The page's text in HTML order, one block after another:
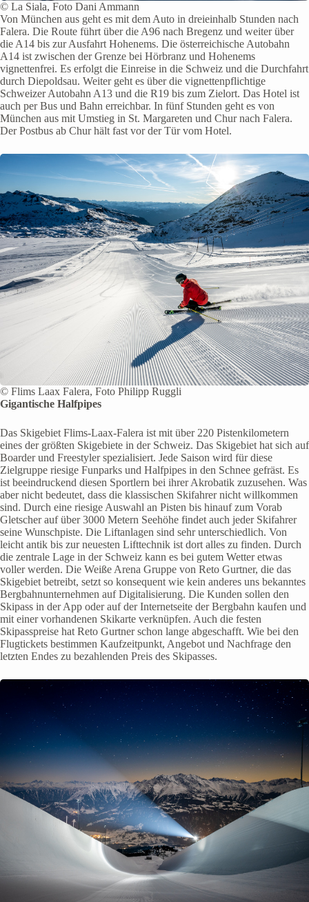
© La Siala, Foto Dani Ammann
Von München aus geht es mit dem Auto in dreieinhalb Stunden nach
Falera. Die Route führt über die A96 nach Bregenz und weiter über
die A14 bis zur Ausfahrt Hohenems. Die österreichische Autobahn
A14 ist zwischen der Grenze bei Hörbranz und Hohenems
vignettenfrei. Es erfolgt die Einreise in die Schweiz und die Durchfahrt
durch Diepoldsau. Weiter geht es über die vignettenpflichtige
Schweizer Autobahn A13 und die R19 bis zum Zielort. Das Hotel ist
auch per Bus und Bahn erreichbar. In fünf Stunden geht es von
München aus mit Umstieg in St. Margareten und Chur nach Falera.
Der Postbus ab Chur hält fast vor der Tür vom Hotel.
© Flims Laax Falera, Foto Philipp Ruggli
Gigantische Halfpipes
Das Skigebiet Flims-Laax-Falera ist mit über 220 Pistenkilometern
eines der größten Skigebiete in der Schweiz. Das Skigebiet hat sich auf
Boarder und Freestyler spezialisiert. Jede Saison wird für diese
Zielgruppe riesige Funparks und Halfpipes in den Schnee gefräst. Es
ist beeindruckend diesen Sportlern bei ihrer Akrobatik zuzusehen. Was
aber nicht bedeutet, dass die klassischen Skifahrer nicht willkommen
sind. Durch eine riesige Auswahl an Pisten bis hinauf zum Vorab
Gletscher auf über 3000 Metern Seehöhe findet auch jeder Skifahrer
seine Wunschpiste. Die Liftanlagen sind sehr unterschiedlich. Von
leicht antik bis zur neuesten Lifttechnik ist dort alles zu finden. Durch
die zentrale Lage in der Schweiz kann es bei gutem Wetter etwas
voller werden. Die Weiße Arena Gruppe von Reto Gurtner, die das
Skigebiet betreibt, setzt so konsequent wie kein anderes uns bekanntes
Bergbahnunternehmen auf Digitalisierung. Die Kunden sollen den
Skipass in der App oder auf der Internetseite der Bergbahn kaufen und
mit einer vorhandenen Skikarte verknüpfen. Auch die festen
Skipasspreise hat Reto Gurtner schon lange abgeschafft. Wie bei den
Flugtickets bestimmen Kaufzeitpunkt, Angebot und Nachfrage den
letzten Endes zu bezahlenden Preis des Skipasses.